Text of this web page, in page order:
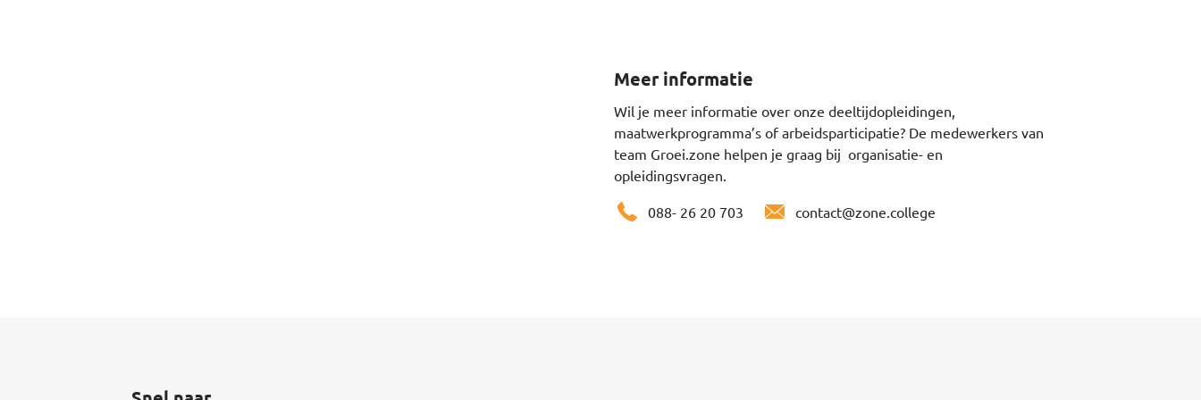
Meer informatie
Wil je meer informatie over onze deeltijdopleidingen,
maatwerkprogramma’s of arbeidsparticipatie? De medewerkers van
team Groei.zone helpen je graag bij organisatie- en
opleidingsvragen.
088- 26 20 703 contact@zone.college